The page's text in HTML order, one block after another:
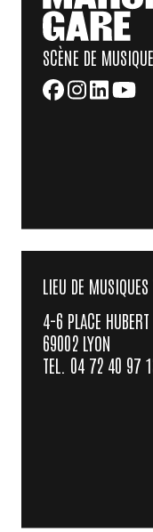
SCÈNE DE
LIEU DE
4-6 PLACE
69002 LYON
TEL. 04 72 40 97